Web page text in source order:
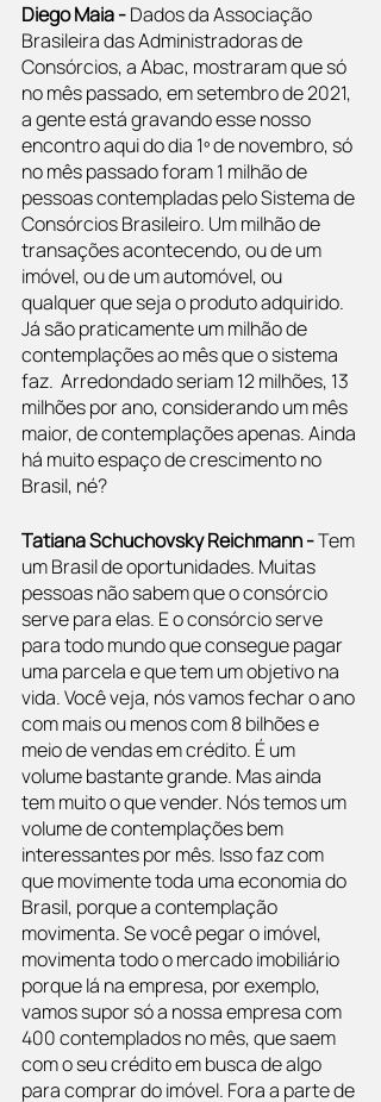
Diego Maia - Dados da Associação
Brasileira das Administradoras de
Consórcios, a Abac, mostraram que só
no mês passado, em setembro de 2021,
a gente está gravando esse nosso
encontro aqui do dia 1º de novembro, só
no mês passado foram 1 milhão de
pessoas contempladas pelo Sistema de
Consórcios Brasileiro. Um milhão de
transações acontecendo, ou de um
imóvel, ou de um automóvel, ou
qualquer que seja o produto adquirido.
Já são praticamente um milhão de
contemplações ao mês que o sistema
faz.  Arredondado seriam 12 milhões, 13
milhões por ano, considerando um mês
maior, de contemplações apenas. Ainda
há muito espaço de crescimento no
Brasil, né?
Tatiana Schuchovsky Reichmann - Tem
um Brasil de oportunidades. Muitas
pessoas não sabem que o consórcio
serve para elas. E o consórcio serve
para todo mundo que consegue pagar
uma parcela e que tem um objetivo na
vida. Você veja, nós vamos fechar o ano
com mais ou menos com 8 bilhões e
meio de vendas em crédito. É um
volume bastante grande. Mas ainda
tem muito o que vender. Nós temos um
volume de contemplações bem
interessantes por mês. Isso faz com
que movimente toda uma economia do
Brasil, porque a contemplação
movimenta. Se você pegar o imóvel,
movimenta todo o mercado imobiliário
porque lá na empresa, por exemplo,
vamos supor só a nossa empresa com
400 contemplados no mês, que saem
com o seu crédito em busca de algo
para comprar do imóvel. Fora a parte de